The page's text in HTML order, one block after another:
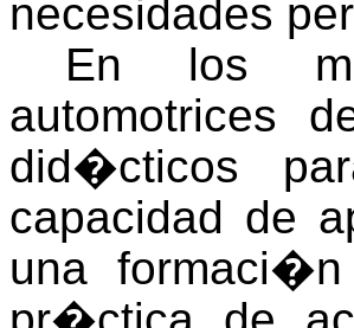
necesidades
En los
automotrices
did�cticos
capacidad de
una